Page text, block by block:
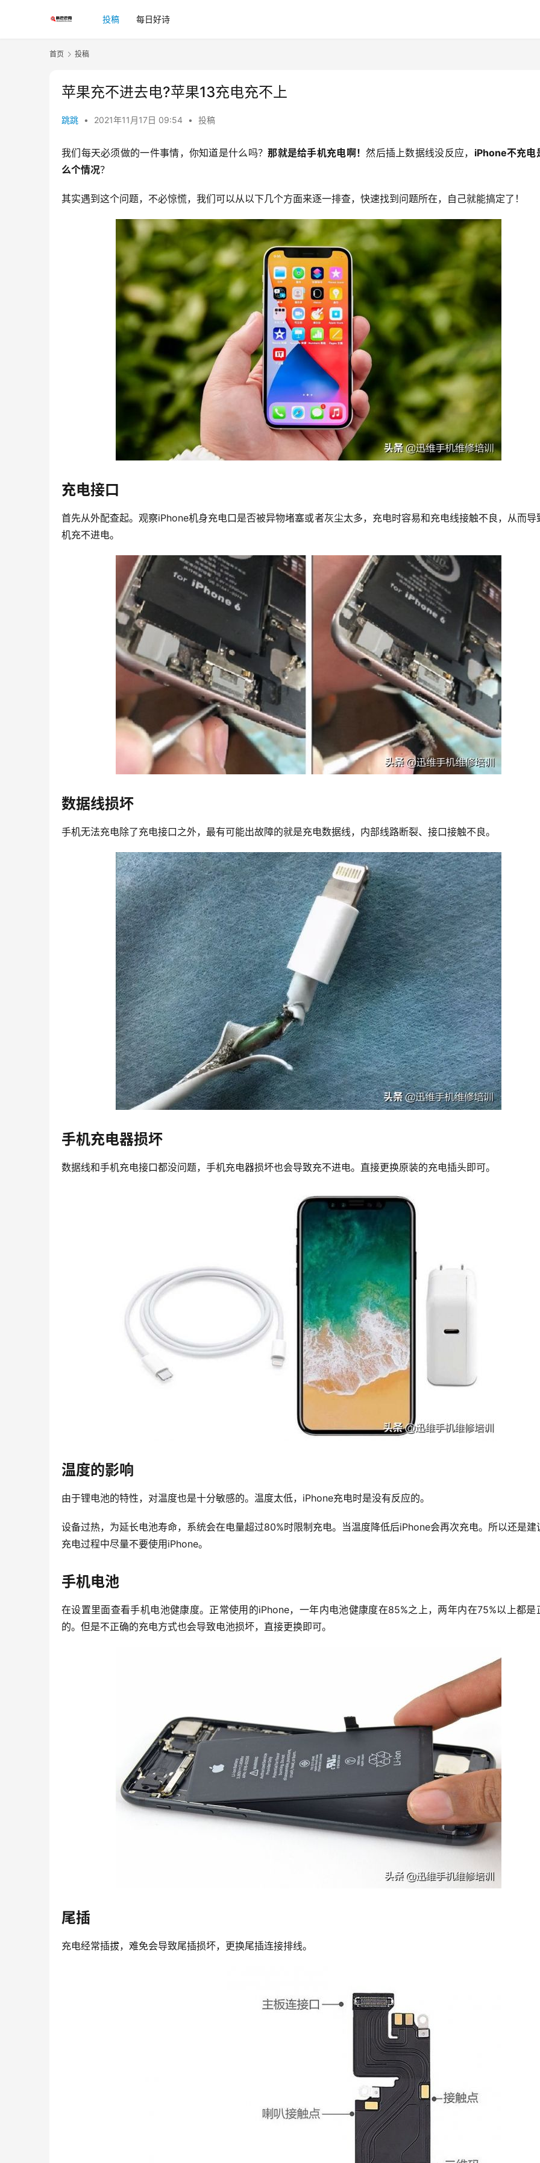
投稿 每日好诗
首页 投稿
苹果充不进去电?苹果13充电充不上
跳跳 • 2021年11月17日 09:54 • 投稿
我们每天必须做的一件事情，你知道是什么吗？那就是给手机充电啊！然后插上数据线没反应， iPhone不充电
么个情况？
其实遇到这个问题，不必惊慌，我们可以从以下几个方面来逐一排查，快速找到问题所在，自己就能搞定了！
充电接口
首先从外配查起。观察iPhone机身充电口是否被异物堵塞或者灰尘太多，充电时容易和充电线接触不良，从而导
机充不进电。
数据线损坏
手机无法充电除了充电接口之外，最有可能出故障的就是充电数据线，内部线路断裂、接口接触不良。
手机充电器损坏
数据线和手机充电接口都没问题，手机充电器损坏也会导致充不进电。直接更换原装的充电插头即可。
温度的影响
由于锂电池的特性，对温度也是十分敏感的。温度太低，iPhone充电时是没有反应的。
设备过热，为延长电池寿命，系统会在电量超过80%时限制充电。当温度降低后iPhone会再次充电。所以还是建
充电过程中尽量不要使用iPhone。
手机电池
在设置里面查看手机电池健康度。正常使用的iPhone，一年内电池健康度在85%之上，两年内在75%以上都是
的。但是不正确的充电方式也会导致电池损坏，直接更换即可。
尾插
充电经常插拔，难免会导致尾插损坏，更换尾插连接排线。